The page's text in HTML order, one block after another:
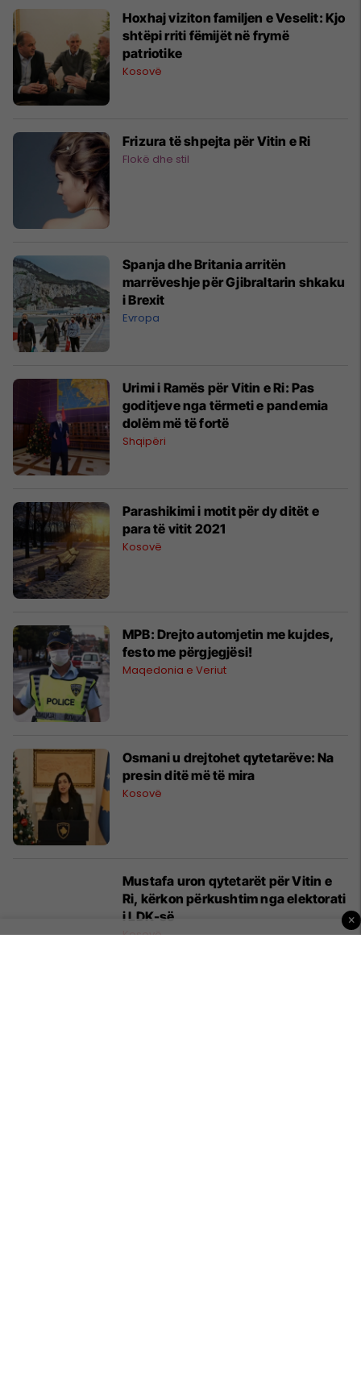
Hoxhaj viziton familjen e Veselit: Kjo
shtëpi rriti fëmijët në frymë
patriotike
Kosovë
Frizura të shpejta për Vitin e Ri
Flokë dhe stil
Spanja dhe Britania arritën
marrëveshje për Gjibraltarin shkaku
i Brexit
Evropa
​Urimi i Ramës për Vitin e Ri: Pas
goditjeve nga tërmeti e pandemia
dolëm më të fortë
Shqipëri
Parashikimi i motit për dy ditët e
para të vitit 2021
Kosovë
MPB: Drejto automjetin me kujdes,
festo me përgjegjësi!
Maqedonia e Veriut
​Osmani u drejtohet qytetarëve: Na
presin ditë më të mira
Kosovë
Mustafa uron qytetarët për Vitin e
Ri, kërkon përkushtim nga elektorati
i LDK-së
Kosovë
×